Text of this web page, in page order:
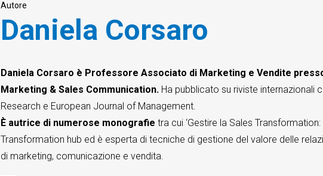
Autore
Daniela Corsaro
Daniela Corsaro è Professore Associato di Marketing e Vendite
Marketing & Sales Communication. Ha pubblicato su riviste internazionali
Research e European Journal of Management.
È autrice di numerose monografie tra cui ‘Gestire la Sales
Transformation hub ed è esperta di tecniche di gestione del valore delle
di marketing, comunicazione e vendita.